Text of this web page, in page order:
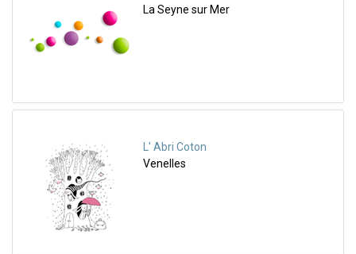
La Seyne sur Mer
L' Abri Coton
Venelles